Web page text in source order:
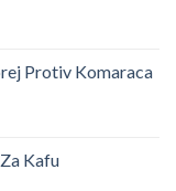
Protiv Komaraca
Kafu